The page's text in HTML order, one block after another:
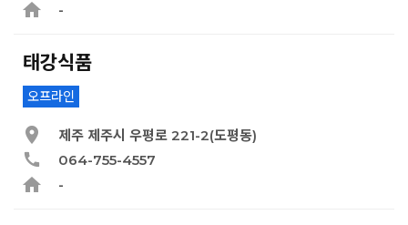
-
태강식품
오프라인
제주 제주시 우평로 221-2(도평동)
064-755-4557
-